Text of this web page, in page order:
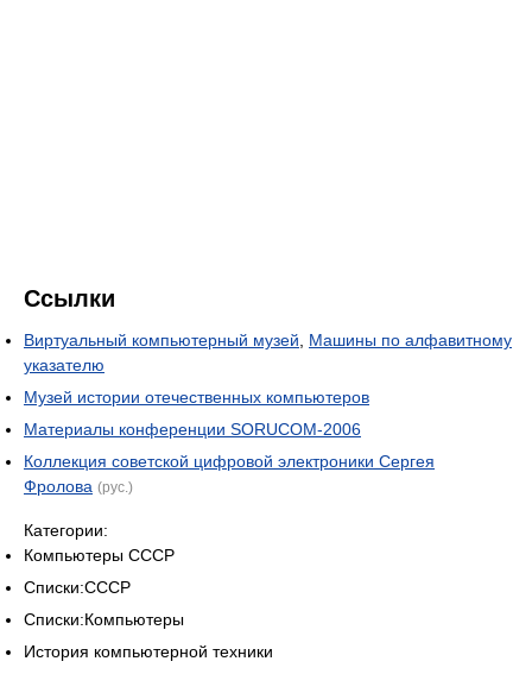
Ссылки
Виртуальный компьютерный музей
Машины по алфавитному
указателю
Музей истории отечественных компьютеров
Материалы конференции SORUCOM-2006
Коллекция советской цифровой электроники Сергея
Фролова (рус.)
Категории:
Компьютеры СССР
Списки:СССР
Списки:Компьютеры
История компьютерной техники